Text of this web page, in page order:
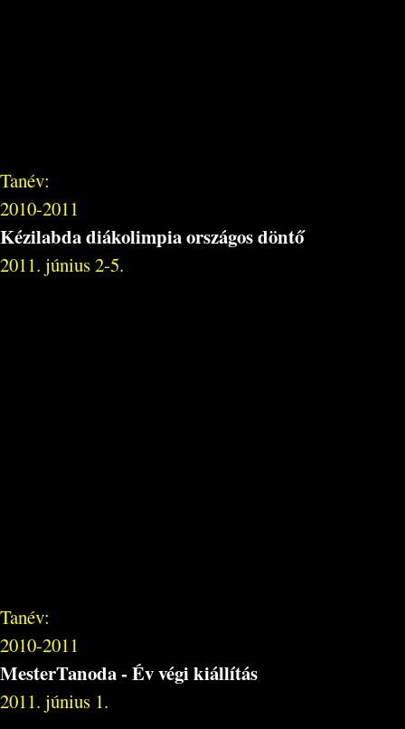
Tanév:
2010-2011
Kézilabda diákolimpia országos döntő
2011. június 2-5.
Tanév:
2010-2011
MesterTanoda - Év végi kiállítás
2011. június 1.